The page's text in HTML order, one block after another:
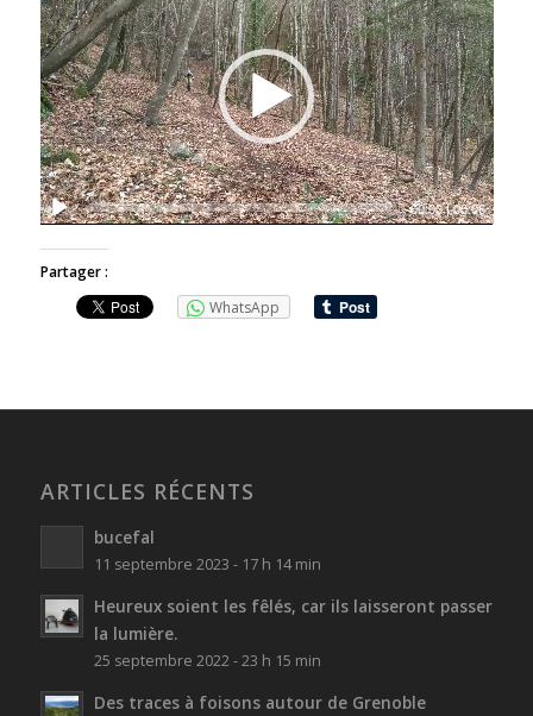
00:00|00:06
Partager :
WhatsApp
ARTICLES RÉCENTS
bucefal
11 septembre 2023 - 17 h 14 min
Heureux soient les fêlés, car ils laisseront passer
la lumière.
25 septembre 2022 - 23 h 15 min
Des traces à foisons autour de Grenoble